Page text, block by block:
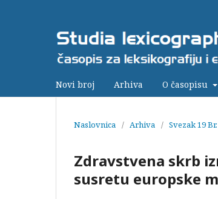
Novi broj Arhiva O časopisu
Naslovnica / Arhiva / Svezak 19
Zdravstvena skrb
susretu europske